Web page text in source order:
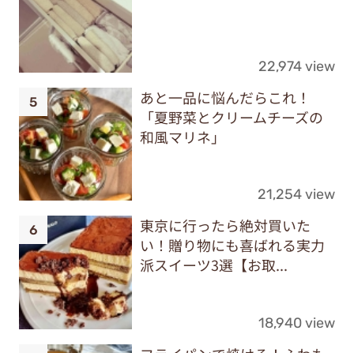
22,974 view
あと一品に悩んだらこれ！
「夏野菜とクリームチーズの
和風マリネ」
21,254 view
東京に行ったら絶対買いた
い！贈り物にも喜ばれる実力
派スイーツ3選【お取...
18,940 view